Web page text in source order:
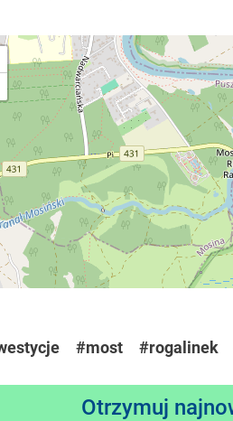
#most #rogalinek
Otrzymuj